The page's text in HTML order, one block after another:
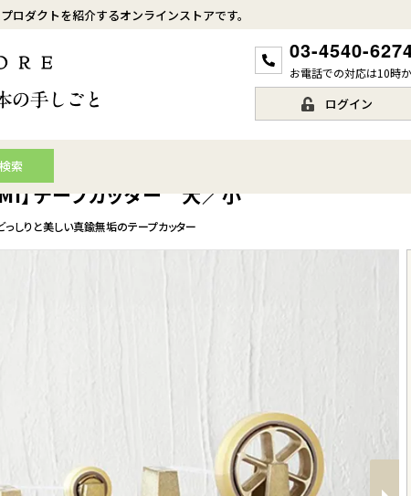
ロダクトを紹介するオンラインストアです。
03-4540-
お電話での対応は10時
ログイン
検索
っしりと美しい真鍮無垢のテープカッター
】テープカッター 大／小